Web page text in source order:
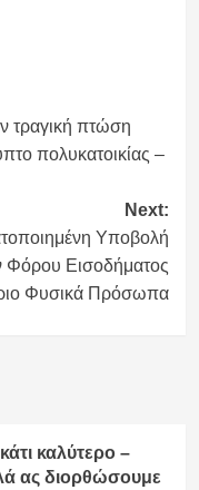
τραγική πτώση
πολυκατοικίας –
Next:
Υποβολή
Εισοδήματος
Φυσικά Πρόσωπα
καλύτερο –
ας διορθώσουμε